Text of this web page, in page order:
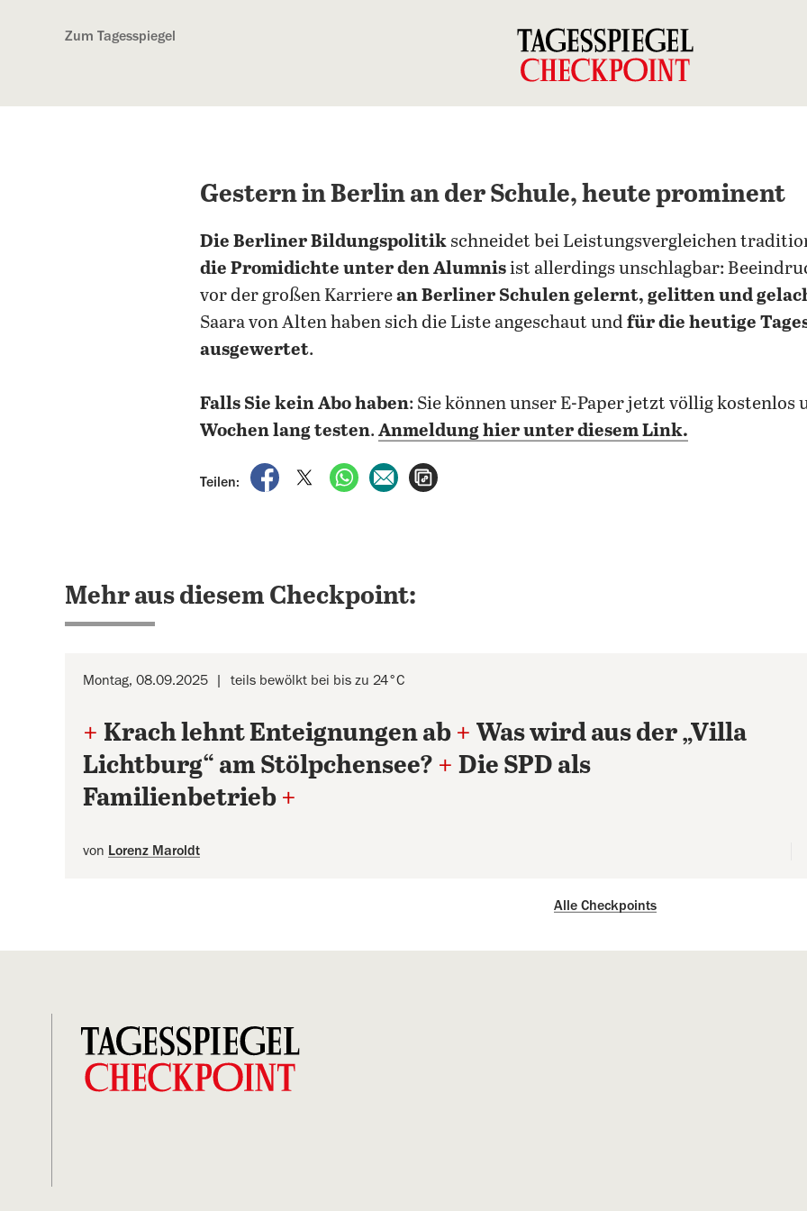
Zum Tagesspiegel
Gestern in Berlin an der Schule, heute prominent
Die Berliner Bildungspolitik schneidet bei Leistungsvergleichen
die Promidichte unter den Alumnisist allerdings unschlagbar:
vor der großen Karrierean Berliner Schulen gelernt, gelitten und
Saara von Alten haben sich die Liste angeschaut undfür die heutige
ausgewertet.
Falls Sie kein Abo haben: Sie können unser E-Paper jetzt völlig
Wochen lang testen. Anmeldung hier unter diesem Link.
Teilen:
auf Facebook teilen
auf X teilenper WhatsApp teilen
per E-Mail teilen
Mehr aus diesem Checkpoint:
Montag, 08.09.2025 teils bewölkt bei bis zu 24°C
+ Krach lehnt Enteignungen ab + Was wird aus der „Villa
Lichtburg“ am Stölpchensee? + Die SPD als
Familienbetrieb +
von Lorenz Maroldt
Alle Checkpoints